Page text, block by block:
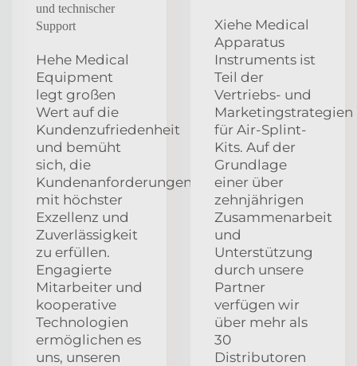
und technischer
Support
Hehe Medical
Equipment
legt großen
Wert auf die
Kundenzufriedenheit
und bemüht
sich, die
Kundenanforderungen
mit höchster
Exzellenz und
Zuverlässigkeit
zu erfüllen.
Engagierte
Mitarbeiter und
kooperative
Technologien
ermöglichen es
uns, unseren
Xiehe Medical
Apparatus
Instruments ist
Teil der
Vertriebs- und
Marketingstrategien
für Air-Splint-
Kits. Auf der
Grundlage
einer über
zehnjährigen
Zusammenarbeit
und
Unterstützung
durch unsere
Partner
verfügen wir
über mehr als
30
Distributoren